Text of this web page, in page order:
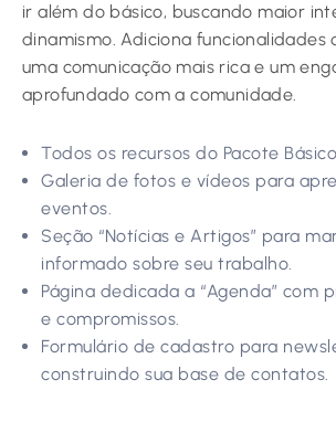
ir além do básico, buscando maior
dinamismo. Adiciona funcionalidades
uma comunicação mais rica e um
aprofundado com a comunidade.
Todos os recursos do Pacote
Galeria de fotos e vídeos para
eventos.
Seção “Notícias e Artigos” para
informado sobre seu trabalho.
Página dedicada a “Agenda” com
e compromissos.
Formulário de cadastro para
construindo sua base de contatos.